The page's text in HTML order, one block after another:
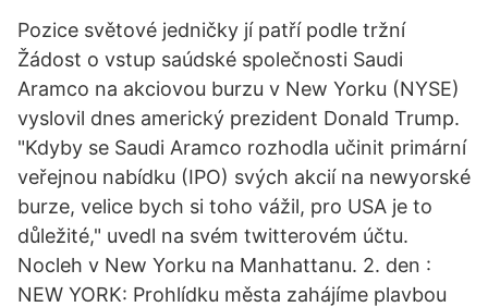
Pozice světové jedničky jí patří podle tržní
Žádost o vstup saúdské společnosti Saudi
Aramco na akciovou burzu v New Yorku (NYSE)
vyslovil dnes americký prezident Donald Trump.
"Kdyby se Saudi Aramco rozhodla učinit primární
veřejnou nabídku (IPO) svých akcií na newyorské
burze, velice bych si toho vážil, pro USA je to
důležité," uvedl na svém twitterovém účtu.
Nocleh v New Yorku na Manhattanu. 2. den :
NEW YORK: Prohlídku města zahájíme plavbou